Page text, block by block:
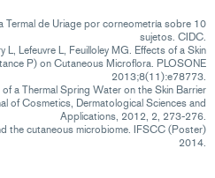
Termal de Uriage por corneometría sobre 10
sujetos. CIDC.
L, Lefeuvre L, Feuilloley MG. Effects of a Skin
P) on Cutaneous Microflora. PLOSONE
2013;8(11):e78773.
of a Thermal Spring Water on the Skin Barrier
of Cosmetics, Dermatological Sciences and
Applications, 2012, 2, 273-276.
the cutaneous microbiome. IFSCC (Poster)
2014.